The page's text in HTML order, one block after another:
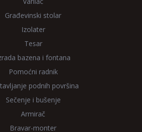
Građevinski stolar
Izolater
Tesar
bazena i fontana
Pomoćni radnik
podnih površina
Sečenje i bušenje
Armirač
Bravar-monter